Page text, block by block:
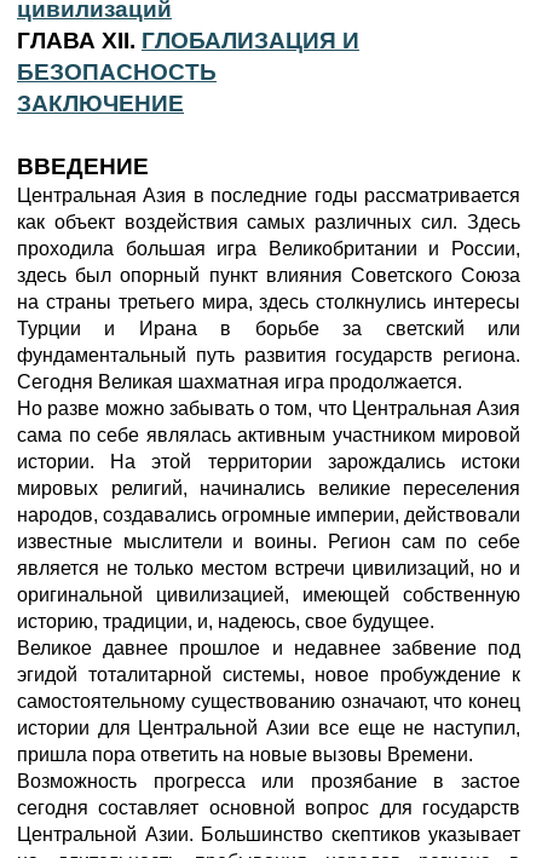
цивилизаций
ГЛАВА XII. ГЛОБАЛИЗАЦИЯ И
БЕЗОПАСНОСТЬ
ЗАКЛЮЧЕНИЕ
ВВЕДЕНИЕ
Центральная Азия в последние годы рассматривается
как объект воздействия самых различных сил. Здесь
проходила большая игра Великобритании и России,
здесь был опорный пункт влияния Советского Союза
на страны третьего мира, здесь столкнулись интересы
Турции и Ирана в борьбе за светский или
фундаментальный путь развития государств региона.
Сегодня Великая шахматная игра продолжается.
Но разве можно забывать о том, что Центральная Азия
сама по себе являлась активным участником мировой
истории. На этой территории зарождались истоки
мировых религий, начинались великие переселения
народов, создавались огромные империи, действовали
известные мыслители и воины. Регион сам по себе
является не только местом встречи цивилизаций, но и
оригинальной цивилизацией, имеющей собственную
историю, традиции, и, надеюсь, свое будущее.
Великое давнее прошлое и недавнее забвение под
эгидой тоталитарной системы, новое пробуждение к
самостоятельному существованию означают, что конец
истории для Центральной Азии все еще не наступил,
пришла пора ответить на новые вызовы Времени.
Возможность прогресса или прозябание в застое
сегодня составляет основной вопрос для государств
Центральной Азии. Большинство скептиков указывает